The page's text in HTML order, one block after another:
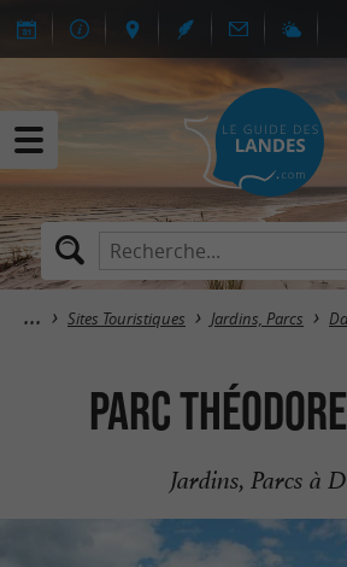
Sites Touristiques Jardins, Parcs
Parc
Jardins, Parcs à